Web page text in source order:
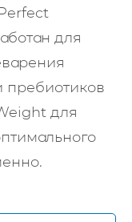
для
пребиотиков
для